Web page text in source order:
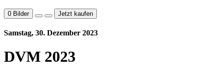
0 Bilder Jetzt kaufen
Samstag, 30. Dezember 2023
DVM 2023